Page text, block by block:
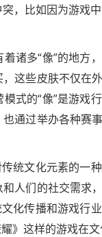
，比如因为游戏
诸多“像”的地方
这些皮肤不仅在
式的“像”是游戏
通过举办各种赛
统文化元素的
人们的社交需求
化传播和游戏行
》这样的游戏在